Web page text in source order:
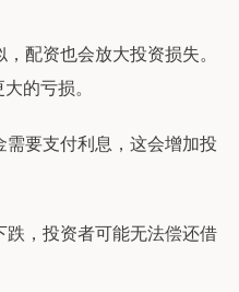
配资也会放大投资损失。
的亏损。
要支付利息，这会增加投
，投资者可能无法偿还借